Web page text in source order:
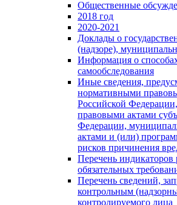
Общественные
2018 год
2020-2021
Доклады о
(надзоре),
Информация о
самообследования
Иные сведения,
нормативными
Российской
правовыми актами
Федерации,
актами и (или)
рисков причинения
Перечень
обязательных
Перечень сведений,
контрольным
контролируемого лица